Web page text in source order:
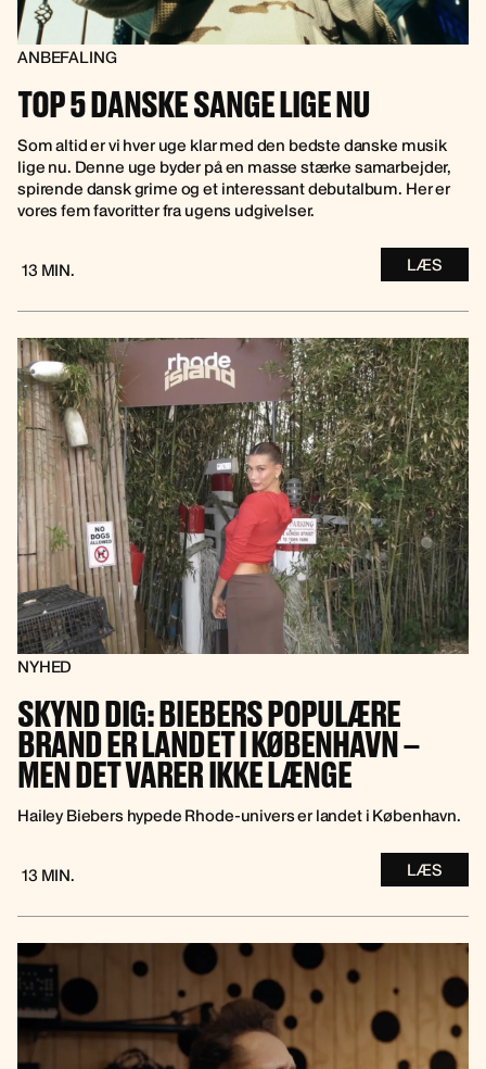
ANBEFALING
TOP 5 DANSKE SANGE LIGE NU
Som altid er vi hver uge klar med den bedste danske musik
lige nu. Denne uge byder på en masse stærke samarbejder,
spirende dansk grime og et interessant debutalbum. Her er
vores fem favoritter fra ugens udgivelser.
13 MIN. LÆS
NYHED
SKYND DIG: BIEBERS POPULÆRE
BRAND ER LANDET I KØBENHAVN –
MEN DET VARER IKKE LÆNGE
Hailey Biebers hypede Rhode-univers er landet i København.
13 MIN. LÆS